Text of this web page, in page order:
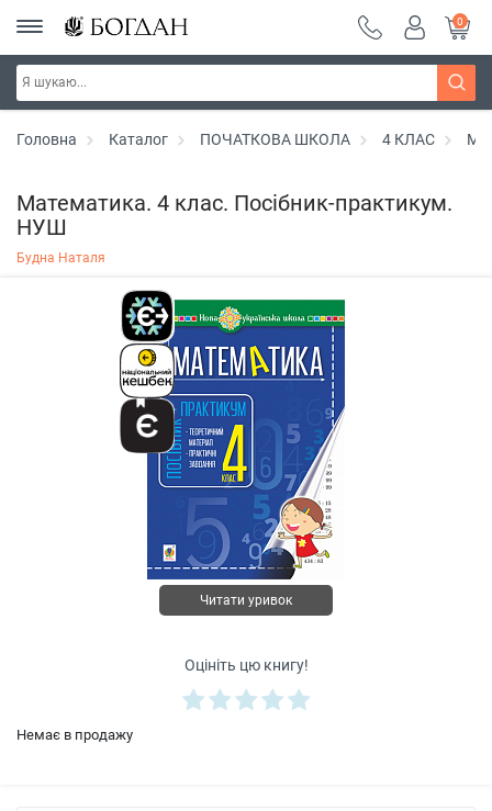
0
Головна Каталог ПОЧАТКОВА ШКОЛА 4 КЛАС
Математика. 4 клас. Посібник-практикум.
НУШ
Будна Наталя
Читати уривок
Оцініть цю книгу!
Немає в продажу